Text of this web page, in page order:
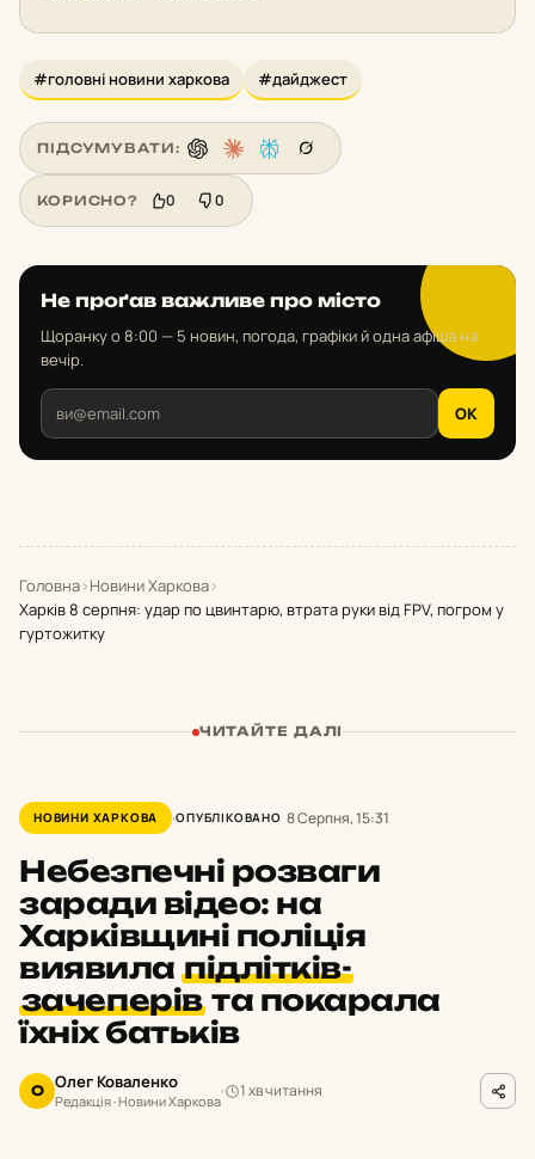
#головні новини харкова #дайджест
ПІДСУМУВАТИ:
КОРИСНО? 0 0
Не проґав важливе про місто
Щоранку о 8:00 — 5 новин, погода, графіки й одна афіша на
вечір.
OK
Головна›Новини Харкова›
Харків 8 серпня: удар по цвинтарю, втрата руки від FPV, погром у
гуртожитку
ЧИТАЙТЕ ДАЛІ
НОВИНИ ХАРКОВА ОПУБЛІКОВАНО 8 Серпня, 15:31
Небезпечні розваги
заради відео: на
Харківщині поліція
виявилапідлітків-
зачеперівта покарала
їхніх батьків
О Олег Коваленко
Редакція · Новини Харкова
1 хв читання